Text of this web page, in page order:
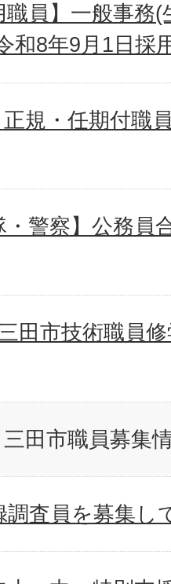
職員】一般事務
和8年9月1日採
規・任期付職
・警察】公務
田市技術職員
田市職員募集
調査員を募集し